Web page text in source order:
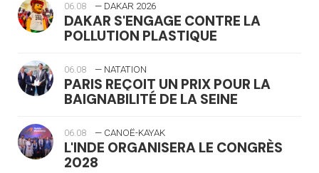
06.08 — DAKAR 2026
DAKAR S'ENGAGE CONTRE LA
POLLUTION PLASTIQUE
06.08 — NATATION
PARIS REÇOIT UN PRIX POUR LA
BAIGNABILITÉ DE LA SEINE
06.08 — CANOË-KAYAK
L'INDE ORGANISERA LE CONGRÈS
2028